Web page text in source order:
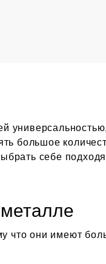
универсальностью,
большое
себе
что они имеют